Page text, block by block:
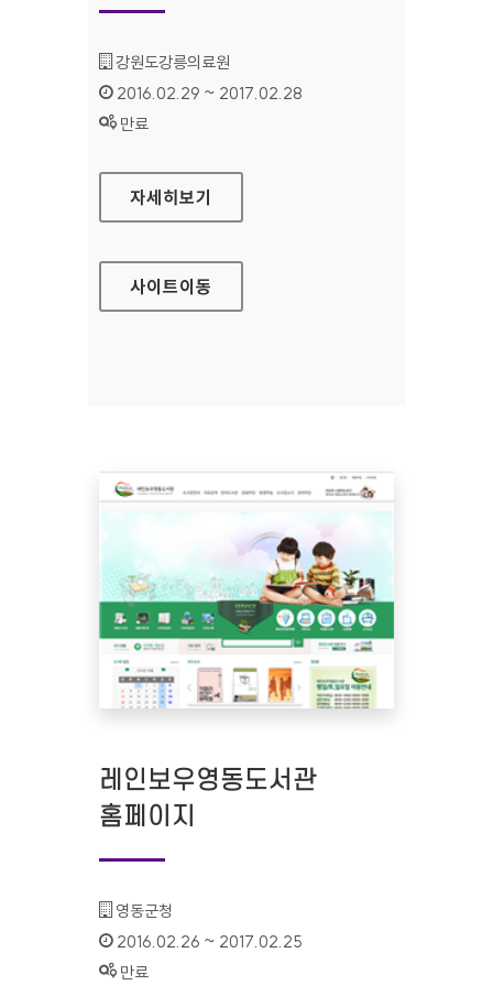
기관명 :
강원도강릉의료원
인증기간 :
2016.02.29 ~ 2017.02.28
상태 :
만료
강원도강릉의료원 홈페이지
자세히보기
사이트이동
레인보우영동도서관
홈페이지
기관명 :
영동군청
인증기간 :
2016.02.26 ~ 2017.02.25
상태 :
만료